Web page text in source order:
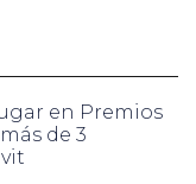
en Premios
de 3